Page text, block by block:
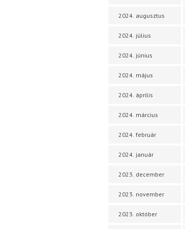
2024. augusztus
2024. július
2024. június
2024. május
2024. április
2024. március
2024. február
2024. január
2023. december
2023. november
2023. október